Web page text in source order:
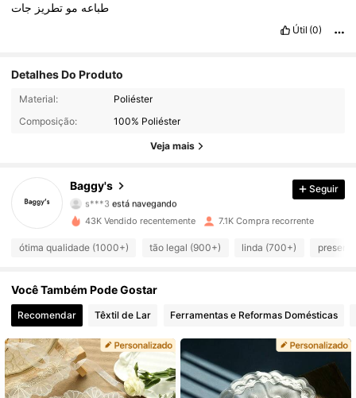
طباعه مو تطريز جات
Útil (0)
Detalhes Do Produto
Material:
Poliéster
Composição:
100% Poliéster
Veja mais
Baggy's
1.6K Seguidores
1.6K Seguidores
s***3 está navegando
4,80
4,80 1.6K Seguidores
4,80 1.6K Seguidores
4,80 1.6K Seguidores
Seguir
43K Vendido recentemente 7.1K Compra recorrente
ótima qualidade (1000+) tão legal (900+) linda (700+)
Você Também Pode Gostar
Recomendar Têxtil de Lar Ferramentas e Reformas Domésticas